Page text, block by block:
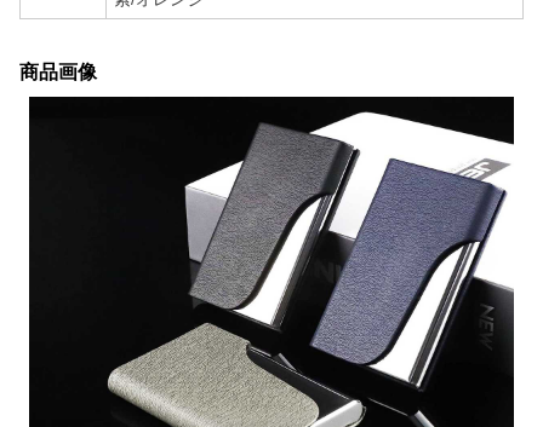
商品画像